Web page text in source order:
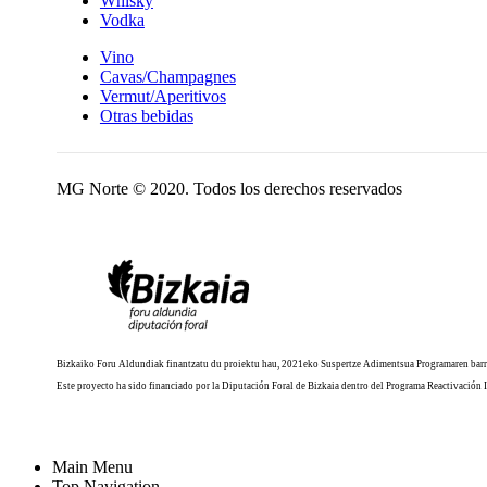
Vodka
Vino
Cavas/Champagnes
Vermut/Aperitivos
Otras bebidas
MG Norte © 2020. Todos los derechos reservados
Bizkaiko Foru Aldundiak finantzatu du proiektu hau, 2021eko Suspertze Adimentsua Programaren
Este proyecto ha sido financiado por la Diputación Foral de Bizkaia dentro del Programa Reactivación
Main Menu